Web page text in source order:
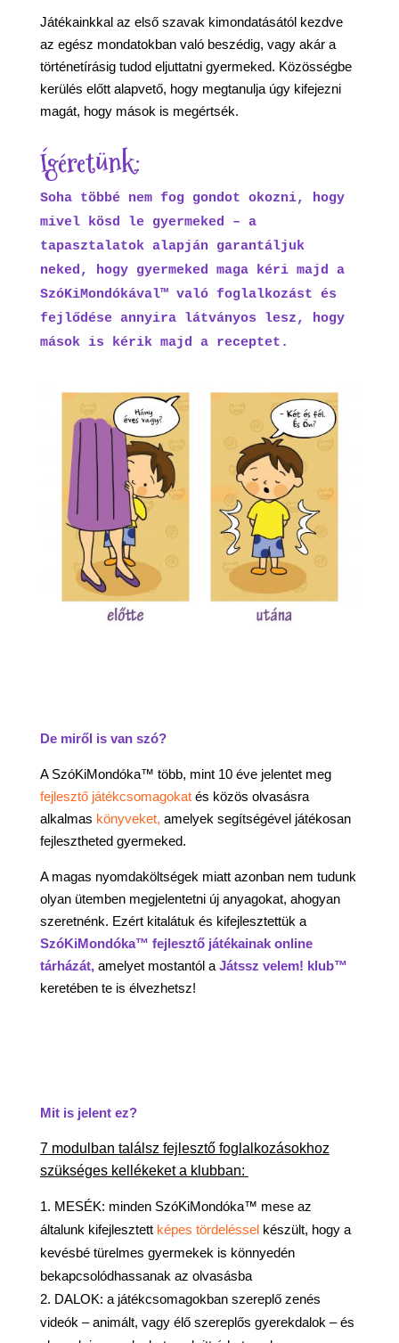
Játékainkkal az első szavak kimondatásától kezdve
az egész mondatokban való beszédig, vagy akár a
történetírásig tudod eljuttatni gyermeked. Közösségbe
kerülés előtt alapvető, hogy megtanulja úgy kifejezni
magát, hogy mások is megértsék.
Ígéretünk:
Soha többé nem fog gondot okozni, hogy
mivel kösd le gyermeked – a
tapasztalatok alapján garantáljuk
neked, hogy gyermeked maga kéri majd a
SzóKiMondókával™ való foglalkozást és
fejlődése annyira látványos lesz, hogy
mások is kérik majd a receptet.
De miről is van szó?
A SzóKiMondóka™ több, mint 10 éve jelentet meg
fejlesztő játékcsomagokat és közös olvasásra
alkalmas könyveket, amelyek segítségével játékosan
fejlesztheted gyermeked.
A magas nyomdaköltségek miatt azonban nem tudunk
olyan ütemben megjelentetni új anyagokat, ahogyan
szeretnénk. Ezért kitalátuk és kifejlesztettük a
SzóKiMondóka™ fejlesztő játékainak online
tárházát,amelyet mostantól a Játssz velem! klub™
keretében te is élvezhetsz!
Mit is jelent ez?
7 modulban találsz fejlesztő foglalkozásokhoz
szükséges kellékeket a klubban:
MESÉK: minden SzóKiMondóka™ mese az
általunk kifejlesztett képes tördelésselkészült, hogy a
kevésbé türelmes gyermekek is könnyedén
bekapcsolódhassanak az olvasásba
DALOK: a játékcsomagokban szereplő zenés
videók – animált, vagy élő szereplős gyerekdalok – és